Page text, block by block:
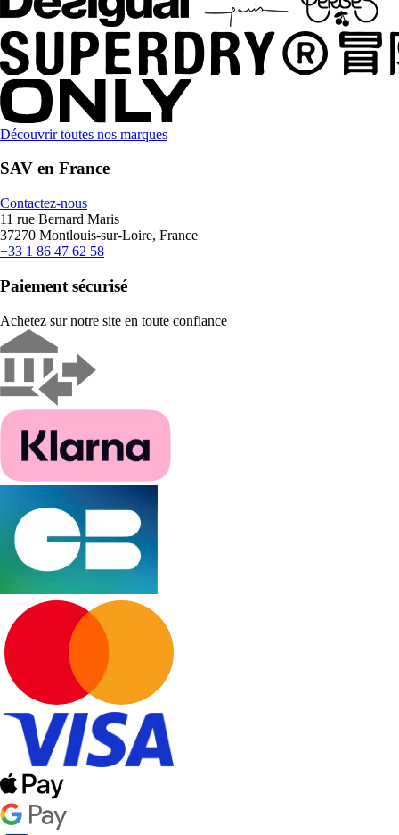
Découvrir toutes nos marques
SAV en France
Contactez-nous
11 rue Bernard Maris
37270 Montlouis-sur-Loire, France
+33 1 86 47 62 58
Paiement sécurisé
Achetez sur notre site en toute confiance